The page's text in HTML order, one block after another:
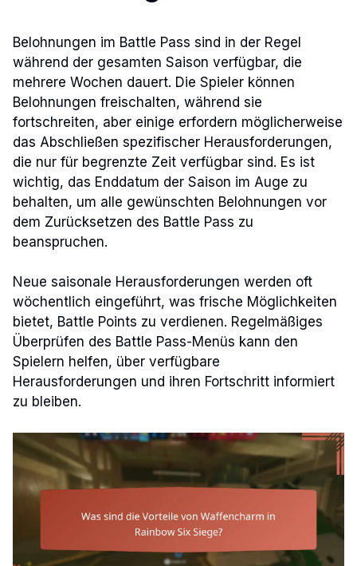
Belohnungen im Battle Pass sind in der Regel
während der gesamten Saison verfügbar, die
mehrere Wochen dauert. Die Spieler können
Belohnungen freischalten, während sie
fortschreiten, aber einige erfordern möglicherweise
das Abschließen spezifischer Herausforderungen,
die nur für begrenzte Zeit verfügbar sind. Es ist
wichtig, das Enddatum der Saison im Auge zu
behalten, um alle gewünschten Belohnungen vor
dem Zurücksetzen des Battle Pass zu
beanspruchen.
Neue saisonale Herausforderungen werden oft
wöchentlich eingeführt, was frische Möglichkeiten
bietet, Battle Points zu verdienen. Regelmäßiges
Überprüfen des Battle Pass-Menüs kann den
Spielern helfen, über verfügbare
Herausforderungen und ihren Fortschritt informiert
zu bleiben.